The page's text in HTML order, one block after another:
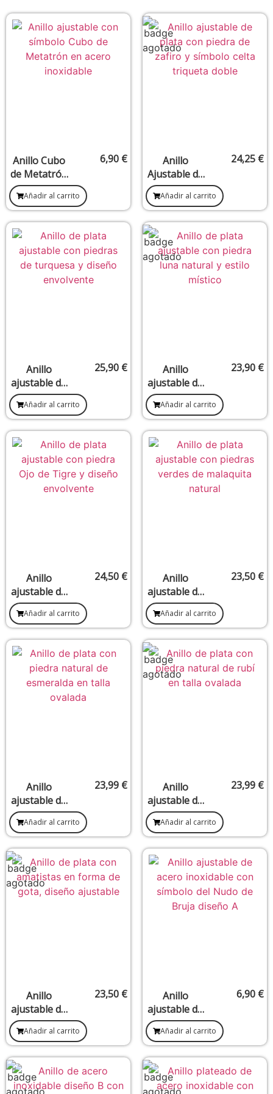
Anillo Cubo
de Metatrón
– Protección
y Geometría
Sagrada
(Ajustable,
acero
inoxidable)
6,90 €
Añadir al carrito
Anillo
Ajustable de
Triqueta
Doble de
Plata con
Piedra de
Zafiro
24,25 €
Añadir al carrito
Anillo
ajustable de
plata con
piedras de
turquesa (20
x 23 mm)
25,90 €
Añadir al carrito
Anillo
ajustable de
plata con
piedra
natural de
piedra luna
(11 x 11 mm)
23,90 €
Añadir al carrito
Anillo
ajustable de
plata con
piedra
natural de
Ojo de Tigre
(13 x 15 mm)
24,50 €
Añadir al carrito
Anillo
ajustable de
plata con
piedras de
malaquita
(15 x 14 mm)
23,50 €
Añadir al carrito
Anillo
ajustable de
plata con
piedra
natural de
esmeralda
(11 x 11 mm)
23,99 €
Añadir al carrito
Anillo
ajustable de
plata con
piedra
natural de
rubí (12 x 15
mm)
23,99 €
Añadir al carrito
Anillo
ajustable de
plata con
piedras
naturales de
amatista (15
x 14 mm)
23,50 €
Añadir al carrito
Anillo
ajustable de
acero
inoxidable
Nudo de
Diseño A
6,90 €
Añadir al carrito